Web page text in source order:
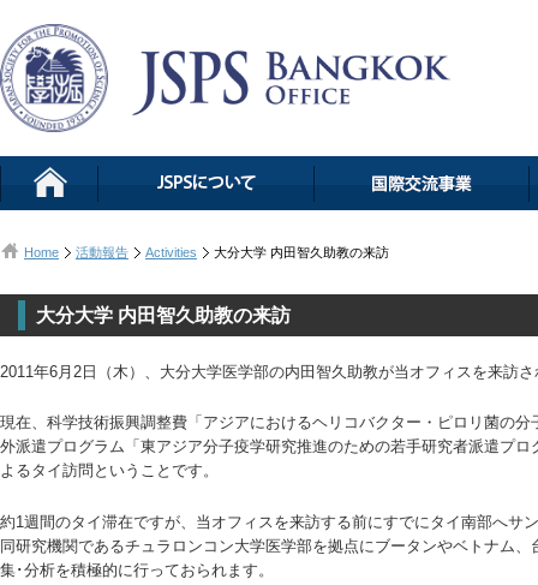
Home 活動報告 Activities 大分大学 内田智久助教の来訪
大分大学 内田智久助教の来訪
2011年6月2日（木）、大分大学医学部の内田智久助教が当オフィスを来訪
現在、科学技術振興調整費「アジアにおけるヘリコバクター・ピロリ菌の
外派遣プログラム「東アジア分子疫学研究推進のための若手研究者派遣プ
よるタイ訪問ということです。
約1週間のタイ滞在ですが、当オフィスを来訪する前にすでにタイ南部へサ
同研究機関であるチュラロンコン大学医学部を拠点にブータンやベトナム
集･分析を積極的に行っておられます。